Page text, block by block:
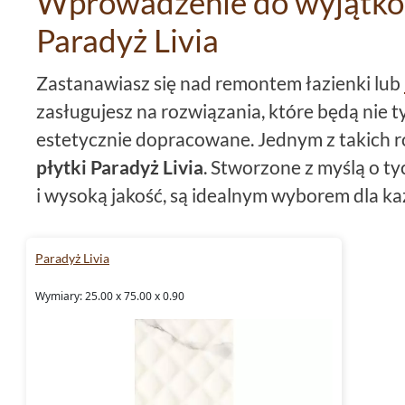
Paradyż Livia
Zastanawiasz się nad remontem łazienki lub
zasługujesz na rozwiązania, które będą nie
estetycznie dopracowane. Jednym z takich
płytki Paradyż Livia. Stworzone z myślą o
i wysoką jakość, są idealnym wyborem dla
Różnorodność formatów dla
wymagających
Paradyż płytkiLivia oferuje
Paradyż Livia
Wymiary: 25.00 x 75.00 x 0.90